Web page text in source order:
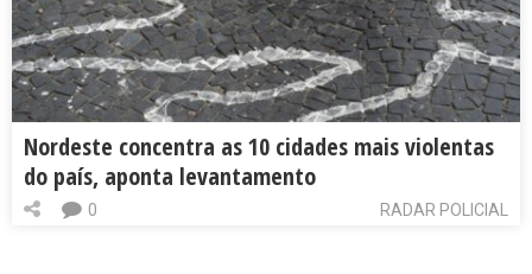
Nordeste concentra as 10 cidades mais violentas
do país, aponta levantamento
RADAR POLICIAL
0